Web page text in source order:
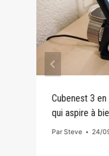
Cubenest 3
qui aspire à
ParSteve 24/